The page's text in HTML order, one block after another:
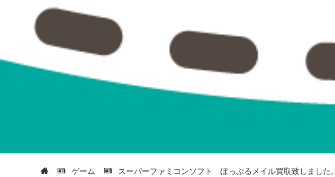
ゲーム スーパーファミコンソフト ぽっぷるメイル買取致しました。